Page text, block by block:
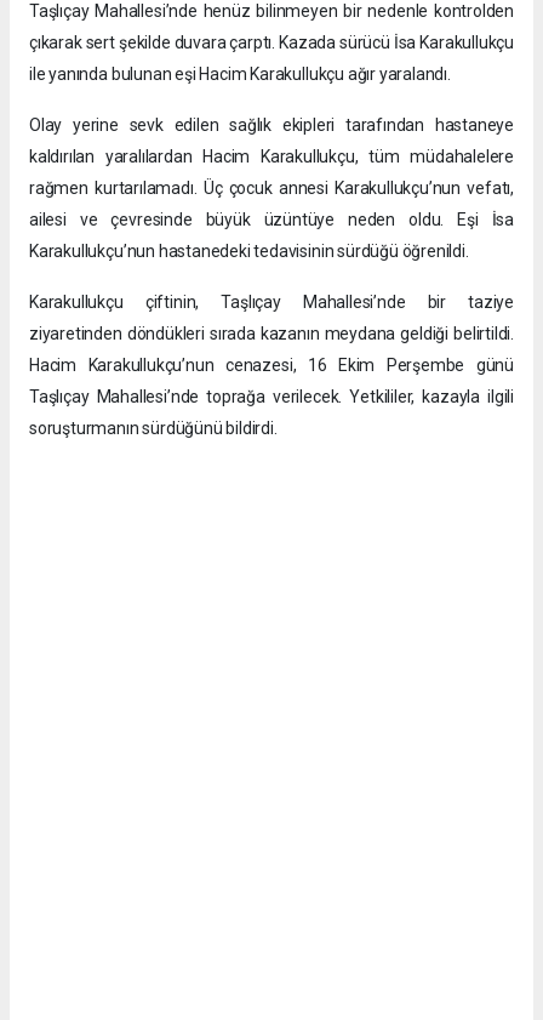
Taşlıçay Mahallesi’nde henüz bilinmeyen bir nedenle kontrolden
çıkarak sert şekilde duvara çarptı. Kazada sürücü İsa Karakullukçu
ile yanında bulunan eşi Hacim Karakullukçu ağır yaralandı.
Olay yerine sevk edilen sağlık ekipleri tarafından hastaneye
kaldırılan yaralılardan Hacim Karakullukçu, tüm müdahalelere
rağmen kurtarılamadı. Üç çocuk annesi Karakullukçu’nun vefatı,
ailesi ve çevresinde büyük üzüntüye neden oldu. Eşi İsa
Karakullukçu’nun hastanedeki tedavisinin sürdüğü öğrenildi.
Karakullukçu çiftinin, Taşlıçay Mahallesi’nde bir taziye
ziyaretinden döndükleri sırada kazanın meydana geldiği belirtildi.
Hacim Karakullukçu’nun cenazesi, 16 Ekim Perşembe günü
Taşlıçay Mahallesi’nde toprağa verilecek. Yetkililer, kazayla ilgili
soruşturmanın sürdüğünü bildirdi.